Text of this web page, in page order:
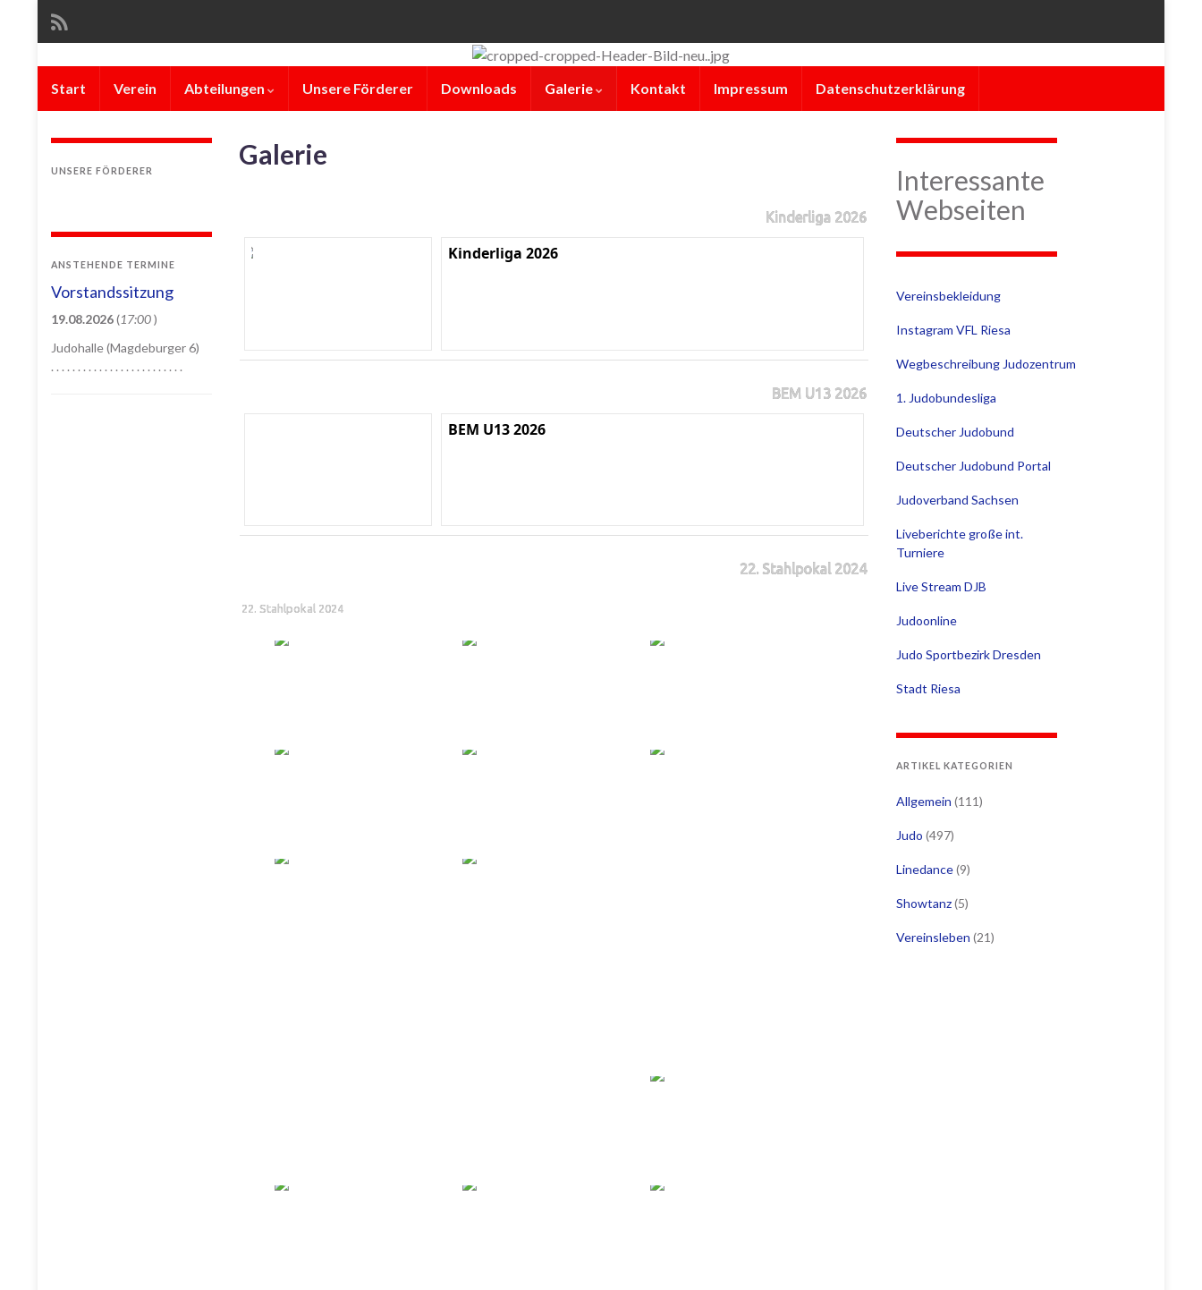
Start Verein Abteilungen Unsere Förderer Downloads Galerie Kontakt Impressum Datenschutzerklärung
Galerie
Kinderliga 2026
Kinderliga 2026
BEM U13 2026
BEM U13 2026
22. Stahlpokal 2024
22. Stahlpokal 2024
UNSERE FÖRDERER
ANSTEHENDE TERMINE
Vorstandssitzung
19.08.2026(17:00)
Judohalle (Magdeburger 6)
. . . . . . . . . . . . . . . . . . . . . . . . .
Interessante
Webseiten
Vereinsbekleidung
Instagram VFL Riesa
Wegbeschreibung Judozentrum
1. Judobundesliga
Deutscher Judobund
Deutscher Judobund Portal
Judoverband Sachsen
Liveberichte große int.
Turniere
Live Stream DJB
Judoonline
Judo Sportbezirk Dresden
Stadt Riesa
ARTIKEL KATEGORIEN
Allgemein (111)
Judo (497)
Linedance(9)
Showtanz(5)
Vereinsleben (21)